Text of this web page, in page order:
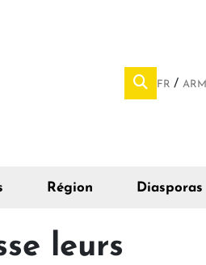
FR ARM
Région Diasporas
leurs